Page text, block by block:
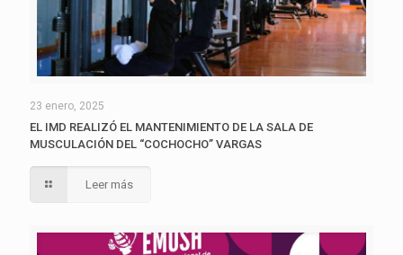
23 enero, 2025
EL IMD REALIZÓ EL MANTENIMIENTO DE LA SALA DE
MUSCULACIÓN DEL “COCHOCHO” VARGAS
Leer más